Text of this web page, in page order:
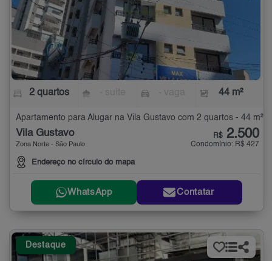
2 quartos 44 m²
Apartamento para Alugar na Vila Gustavo com 2 quartos - 44 m²
Vila Gustavo
Zona Norte - São Paulo
Endereço no círculo do mapa
R$ 2.500
Condomínio: R$ 427
WhatsApp Contatar
Destaque